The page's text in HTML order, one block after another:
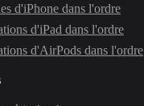
d'iPhone dans l'ordre
d'iPad dans l'ordre
d'AirPods dans l'ordre